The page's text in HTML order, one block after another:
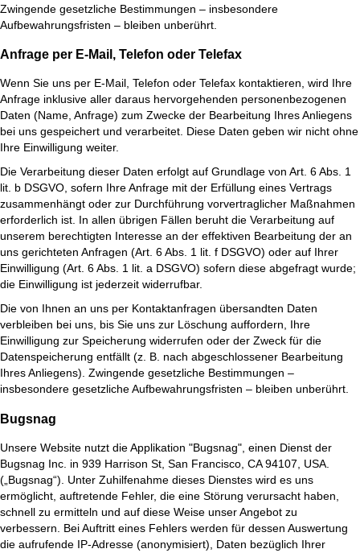
Zwingende gesetzliche Bestimmungen – insbesondere
Aufbewahrungsfristen – bleiben unberührt.
Anfrage per E-Mail, Telefon oder Telefax
Wenn Sie uns per E-Mail, Telefon oder Telefax kontaktieren, wird Ihre
Anfrage inklusive aller daraus hervorgehenden personenbezogenen
Daten (Name, Anfrage) zum Zwecke der Bearbeitung Ihres Anliegens
bei uns gespeichert und verarbeitet. Diese Daten geben wir nicht ohne
Ihre Einwilligung weiter.
Die Verarbeitung dieser Daten erfolgt auf Grundlage von Art. 6 Abs. 1
lit. b DSGVO, sofern Ihre Anfrage mit der Erfüllung eines Vertrags
zusammenhängt oder zur Durchführung vorvertraglicher Maßnahmen
erforderlich ist. In allen übrigen Fällen beruht die Verarbeitung auf
unserem berechtigten Interesse an der effektiven Bearbeitung der an
uns gerichteten Anfragen (Art. 6 Abs. 1 lit. f DSGVO) oder auf Ihrer
Einwilligung (Art. 6 Abs. 1 lit. a DSGVO) sofern diese abgefragt wurde;
die Einwilligung ist jederzeit widerrufbar.
Die von Ihnen an uns per Kontaktanfragen übersandten Daten
verbleiben bei uns, bis Sie uns zur Löschung auffordern, Ihre
Einwilligung zur Speicherung widerrufen oder der Zweck für die
Datenspeicherung entfällt (z. B. nach abgeschlossener Bearbeitung
Ihres Anliegens). Zwingende gesetzliche Bestimmungen –
insbesondere gesetzliche Aufbewahrungsfristen – bleiben unberührt.
Bugsnag
Unsere Website nutzt die Applikation "Bugsnag", einen Dienst der
Bugsnag Inc. in 939 Harrison St, San Francisco, CA 94107, USA.
(„Bugsnag“). Unter Zuhilfenahme dieses Dienstes wird es uns
ermöglicht, auftretende Fehler, die eine Störung verursacht haben,
schnell zu ermitteln und auf diese Weise unser Angebot zu
verbessern. Bei Auftritt eines Fehlers werden für dessen Auswertung
die aufrufende IP-Adresse (anonymisiert), Daten bezüglich Ihrer